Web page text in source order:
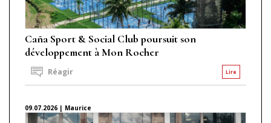
Caña Sport & Social Club poursuit son
développement à Mon Rocher
Lire
Réagir
09.07.2026 | Maurice